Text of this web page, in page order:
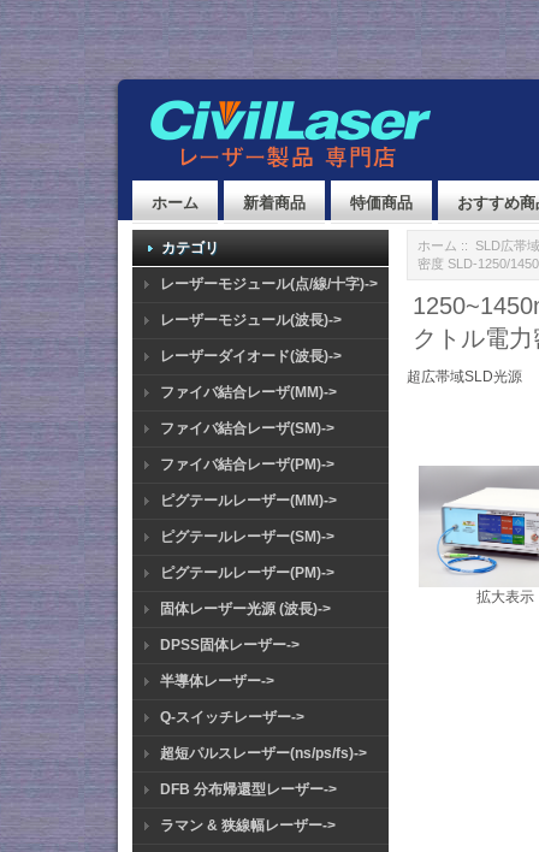
ホーム 新着商品 特価商品 おすすめ商
カテゴリ
レーザーモジュール(点/線/十字)->
レーザーモジュール(波長)->
レーザーダイオード(波長)->
ファイバ結合レーザ(MM)->
ファイバ結合レーザ(SM)->
ファイバ結合レーザ(PM)->
ピグテールレーザー(MM)->
ピグテールレーザー(SM)->
ピグテールレーザー(PM)->
固体レーザー光源 (波長)->
DPSS固体レーザー->
半導体レーザー->
Q-スイッチレーザー->
超短パルスレーザー(ns/ps/fs)->
DFB 分布帰還型レーザー->
ラマン & 狭線幅レーザー->
ホーム :: SLD広帯
密度 SLD-1250/
クトル電
超広帯域SLD光源
拡大表示